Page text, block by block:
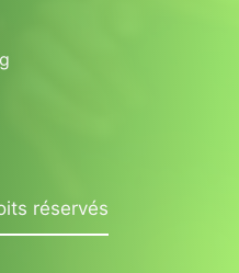
réservés